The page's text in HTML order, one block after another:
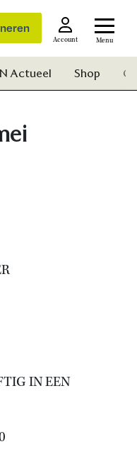
Account Menu
Actueel Shop
IN EEN